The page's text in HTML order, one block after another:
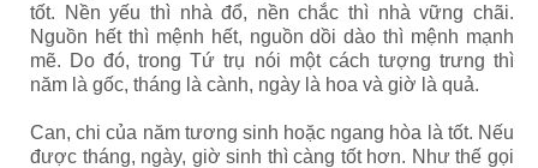
tốt. Nền yếu thì nhà đổ, nền chắc thì nhà vững chãi.
Nguồn hết thì mệnh hết, nguồn dồi dào thì mệnh mạnh
mẽ. Do đó, trong Tứ trụ nói một cách tượng trưng thì
năm là gốc, tháng là cành, ngày là hoa và giờ là quả.
Can, chi của năm tương sinh hoặc ngang hòa là tốt. Nếu
được tháng, ngày, giờ sinh thì càng tốt hơn. Như thế gọi